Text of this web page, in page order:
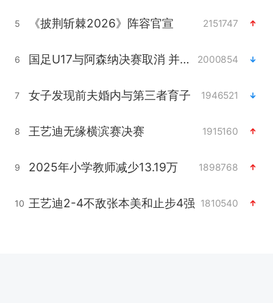
5 《披荆斩棘2026》阵容官宣 2151747
6 国足U17与阿森纳决赛取消 并列冠军 2000854
7 女子发现前夫婚内与第三者育子 1946521
8 王艺迪无缘横滨赛决赛 1915160
9 2025年小学教师减少13.19万 1898768
10 王艺迪2-4不敌张本美和止步4强 1810540